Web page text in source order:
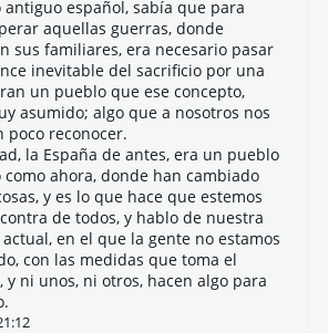
antiguo español, sabía que para
aquellas guerras, donde
sus familiares, era necesario pasar
inevitable del sacrificio por una
un pueblo que ese concepto,
asumido; algo que a nosotros nos
poco reconocer.
la España de antes, era un pueblo
como ahora, donde han cambiado
y es lo que hace que estemos
de todos, y hablo de nuestra
en el que la gente no estamos
con las medidas que toma el
y ni unos, ni otros, hacen algo para